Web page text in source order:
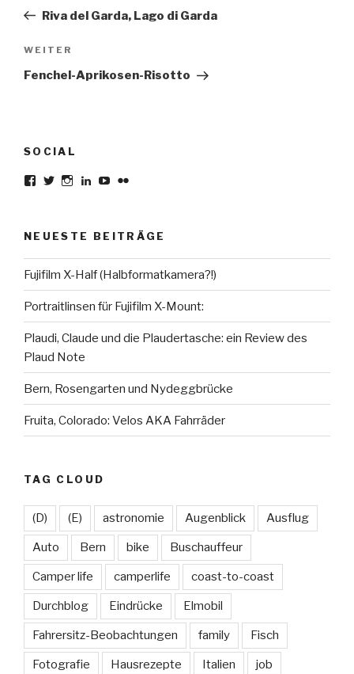
Beitrag
Riva del Garda, Lago di Garda
Nächster
Beitrag
WEITER
Fenchel-Aprikosen-Risotto
SOCIAL
Profil
Facebook
anzeigen
Profil
Twitter
anzeigen
Profil
Instagram
anzeigen
Profil
LinkedIn
anzeigen
Profil
YouTube
anzeigen
Profil
Flickr
anzeigen
NEUESTE BEITRÄGE
Fujifilm X-Half (Halbformatkamera?!)
Portraitlinsen für Fujifilm X-Mount:
Plaudi, Claude und die Plaudertasche: ein Review des
Plaud Note
Bern, Rosengarten und Nydeggbrücke
Fruita, Colorado: Velos AKA Fahrräder
TAG CLOUD
(D) (E) astronomie Augenblick Ausflug
Auto Bern bike Buschauffeur
Camper life camperlife coast-to-coast
Durchblog Eindrücke Elmobil
Fahrersitz-Beobachtungen family Fisch
Fotografie Hausrezepte Italien job